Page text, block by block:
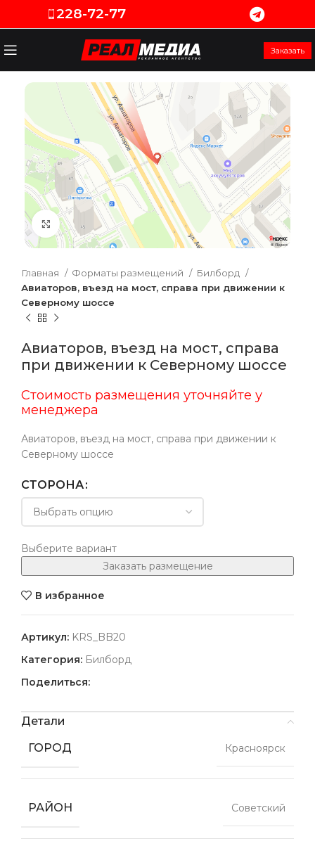
228-72-77
Заказать
Увеличить
Главная Форматы размещений
Билборд
Авиаторов, въезд на мост, справа при движении к
Северному шоссе
Авиаторов, въезд на мост, справа
при движении к Северному шоссе
Стоимость размещения уточняйте у
менеджера
Авиаторов, въезд на мост, справа при движении к
Северному шоссе
СТОРОНА
Выберите вариант
Заказать размещение
В избранное
Артикул: KRS_BB20
Категория: Билборд
Поделиться:
Детали
ГОРОД
Красноярск
РАЙОН Советский